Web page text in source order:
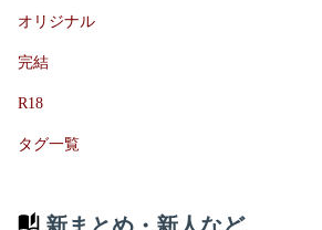
オリジナル
完結
R18
タグ一覧